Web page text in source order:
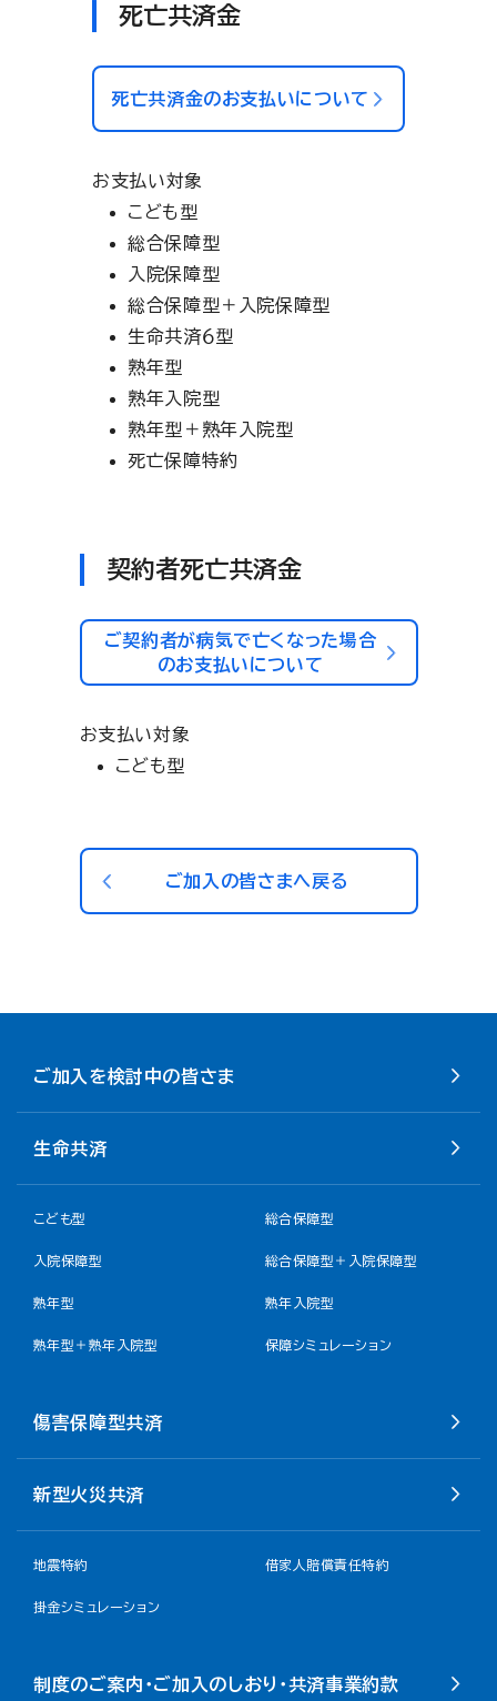
死亡共済金
死亡共済金のお支払いについて
お支払い対象
こども型
総合保障型
入院保障型
総合保障型＋入院保障型
生命共済６型
熟年型
熟年入院型
熟年型＋熟年入院型
死亡保障特約
契約者死亡共済金
ご契約者が病気で亡くなった場合
のお支払いについて
お支払い対象
こども型
ご加入の皆さまへ戻る
ご加入を検討中の皆さま
生命共済
こども型 総合保障型
入院保障型 総合保障型＋入院保障型
熟年型 熟年入院型
熟年型＋熟年入院型 保障シミュレーション
傷害保障型共済
新型火災共済
地震特約 借家人賠償責任特約
掛金シミュレーション
制度のご案内・ご加入のしおり・共済事業約款